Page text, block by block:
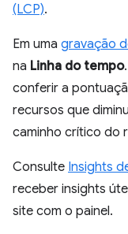
(LCP).
Em uma gravação
na Linha do tempo
conferir a
recursos que
caminho crítico do
Consulte Insights
receber insights
site com o painel.